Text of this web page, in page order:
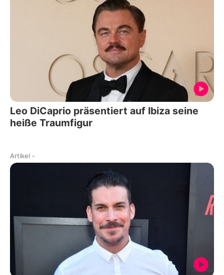
Leo DiCaprio präsentiert auf Ibiza seine
heiße Traumfigur
Artikel -